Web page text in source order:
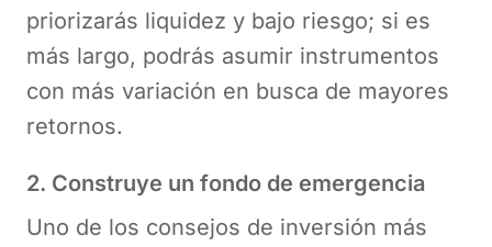
priorizarás liquidez y bajo riesgo; si es
más largo, podrás asumir instrumentos
con más variación en busca de mayores
retornos.
2. Construye un fondo de emergencia
Uno de los consejos de inversión más